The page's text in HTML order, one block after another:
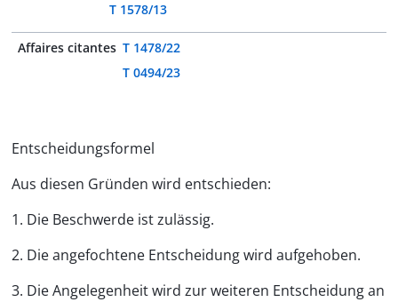
T 1578/13
Affaires citantes T 1478/22
T 0494/23
Entscheidungsformel
Aus diesen Gründen wird entschieden:
1. Die Beschwerde ist zulässig.
2. Die angefochtene Entscheidung wird aufgehoben.
3. Die Angelegenheit wird zur weiteren Entscheidung an